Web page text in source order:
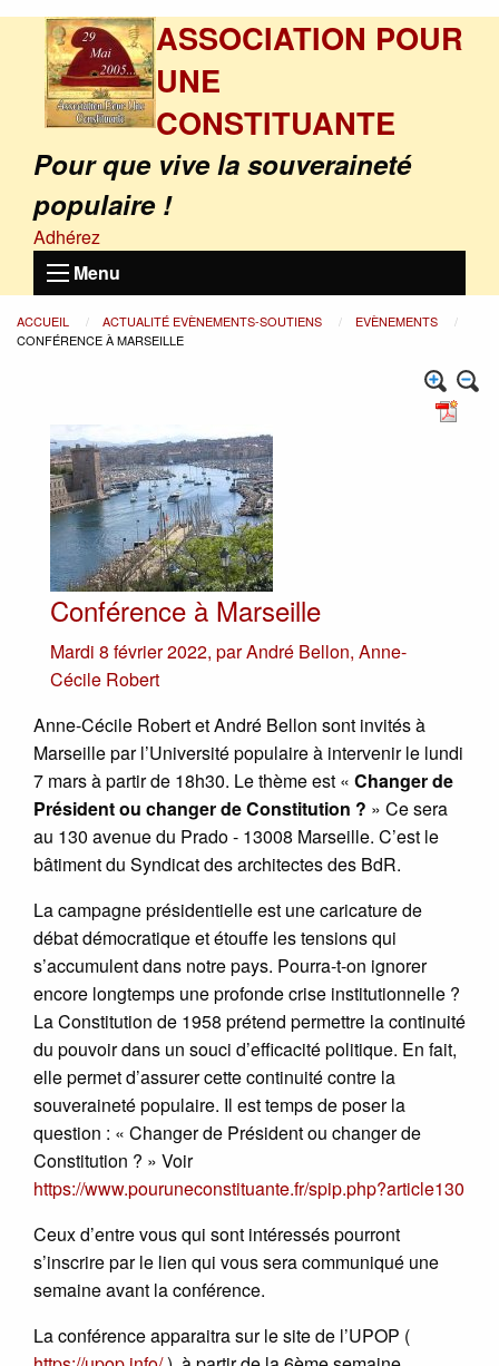
ASSOCIATION POUR
UNE
CONSTITUANTE
Pour que vive la souveraineté
populaire !
Adhérez
Menu
ACCUEIL ACTUALITÉ EVÈNEMENTS-SOUTIENS
EVÈNEMENTS
CONFÉRENCE À MARSEILLE
Conférence à Marseille
Mardi 8 février 2022, parAndré Bellon, Anne-
Cécile Robert
Anne-Cécile Robert et André Bellon sont invités à
Marseille par l’Université populaire à intervenir le lundi
7 mars à partir de 18h30. Le thème est « Changer de
Président ou changer de Constitution ? » Ce sera
au 130 avenue du Prado - 13008 Marseille. C’est le
bâtiment du Syndicat des architectes des BdR.
La campagne présidentielle est une caricature de
débat démocratique et étouffe les tensions qui
s’accumulent dans notre pays. Pourra-t-on ignorer
encore longtemps une profonde crise institutionnelle ?
La Constitution de 1958 prétend permettre la continuité
du pouvoir dans un souci d’efficacité politique. En fait,
elle permet d’assurer cette continuité contre la
souveraineté populaire. Il est temps de poser la
question : « Changer de Président ou changer de
Constitution ? » Voir
https://www.pouruneconstituante.fr/spip.php?article130
Ceux d’entre vous qui sont intéressés pourront
s’inscrire par le lien qui vous sera communiqué une
semaine avant la conférence.
La conférence apparaitra sur le site de l’UPOP (